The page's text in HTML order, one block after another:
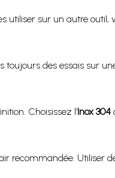
utiliser sur un autre
des essais sur
Choisissez l’Inox 304
recommandée. Utiliser